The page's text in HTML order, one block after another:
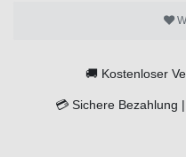
🚚 Kostenloser
💳 Sichere Bezahlung |